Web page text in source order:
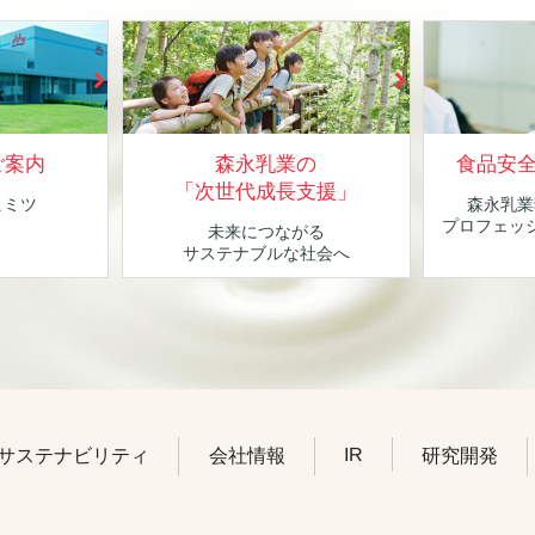
案内
ミツ
森永乳業の
「次世代成長支援」
未来につながる
サステナブルな社会へ
食品安
森永乳
プロフェッ
ステナビリティ 会社情報 IR 研究開発